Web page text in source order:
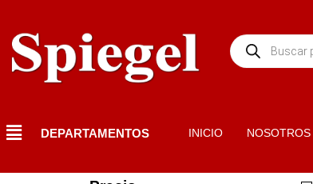
DEPARTAMENTOS INICIO NOSOTROS